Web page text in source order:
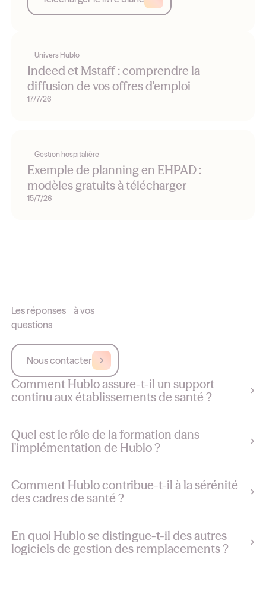
leviers.
Univers Hublo
Indeed et Mstaff : comprendre la
diffusion de vos offres d'emploi
17/7/26
Gestion hospitalière
Exemple de planning en EHPAD :
modèles gratuits à télécharger
15/7/26
Les réponses à vos
questions
Nous contacter
Comment Hublo assure-t-il un support
continu aux établissements de santé ?
Quel est le rôle de la formation dans
l'implémentation de Hublo ?
Comment Hublo contribue-t-il à la sérénité
des cadres de santé ?
En quoi Hublo se distingue-t-il des autres
logiciels de gestion des remplacements ?